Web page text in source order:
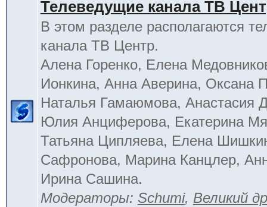
Телеведущие канала ТВ
В этом разделе располагаются
канала ТВ Центр.
Алена Горенко, Елена
Ионкина, Анна Аверина, Оксана
Наталья Гамаюмова, Анастасия
Юлия Анциферова, Екатерина
Татьяна Ципляева, Елена
Сафронова, Марина Канцлер,
Ирина Сашина.
Модераторы: Schumi, Великий